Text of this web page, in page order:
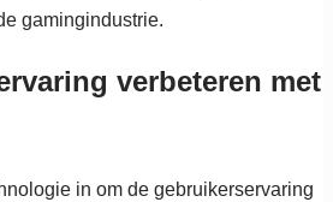
gamingindustrie.
verbeteren met
in om de gebruikerservaring